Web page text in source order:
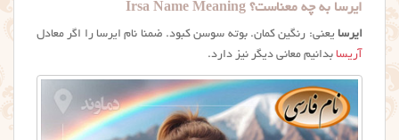
ایرسا به چه معناست؟ Irsa Name Meaning
ایرسا یعنی: رنگین کمان. بوته سوسن کبود. ضمنا نام ایرسا را اگر معادل
آریسا بدانیم معانی دیگر نیز دارد.